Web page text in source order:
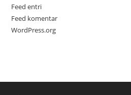
Feed entri
Feed komentar
WordPress.org